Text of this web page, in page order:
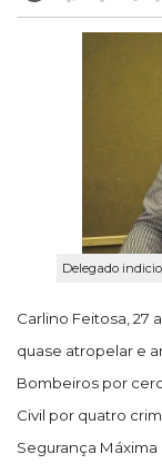
Delegado
Carlino Feitosa, 27
quase atropelar e
Bombeiros por
Civil por quatro
Segurança